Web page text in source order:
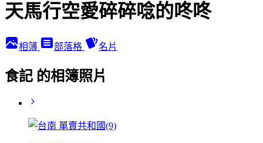
天馬行空愛碎碎唸的咚咚
相簿 部落格 名片
食記 的相簿照片